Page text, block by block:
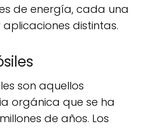
de energía, cada una
distintas.
orgánica que se ha
de años. Los